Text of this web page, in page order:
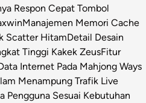
Respon Cepat Tombol
Manajemen Memori Cache
Scatter HitamDetail Desain
Tinggi Kakek ZeusFitur
Internet Pada Mahjong Ways
Menampung Trafik Live
Pengguna Sesuai Kebutuhan